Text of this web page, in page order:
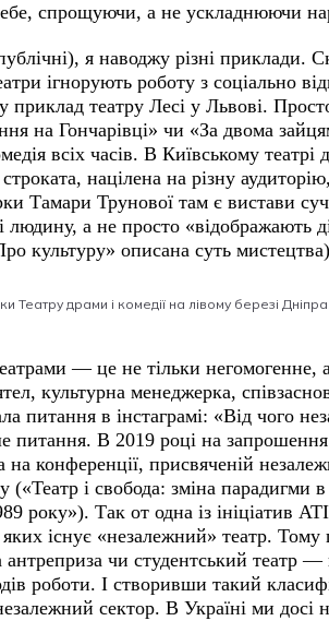
спрощуючи, а не ускладнюючи
я наводжу різні приклади.
ігнорують роботу з соціально
театру Лесі у Львові.
на Гончарівці» чи «За двома
всіх часів. В Київському театрі
націлена на різну
Тамари Трунової там є вистави
а не просто «відображають
культуру» описана суть
Театру драми і комедії на лівому березі
— це не тільки негомогенне, а
культурна менеджерка,
питання в інстаграмі: «Від чого
питання. В 2019 році на запрошення
на конференції, присвяченій
(«Театр і свобода: зміна парадигми
року»). Так от одна із ініціатив
існує «незалежний» театр.
чи студентський театр —
роботи. І створивши такий
сектор. В Україні ми досі